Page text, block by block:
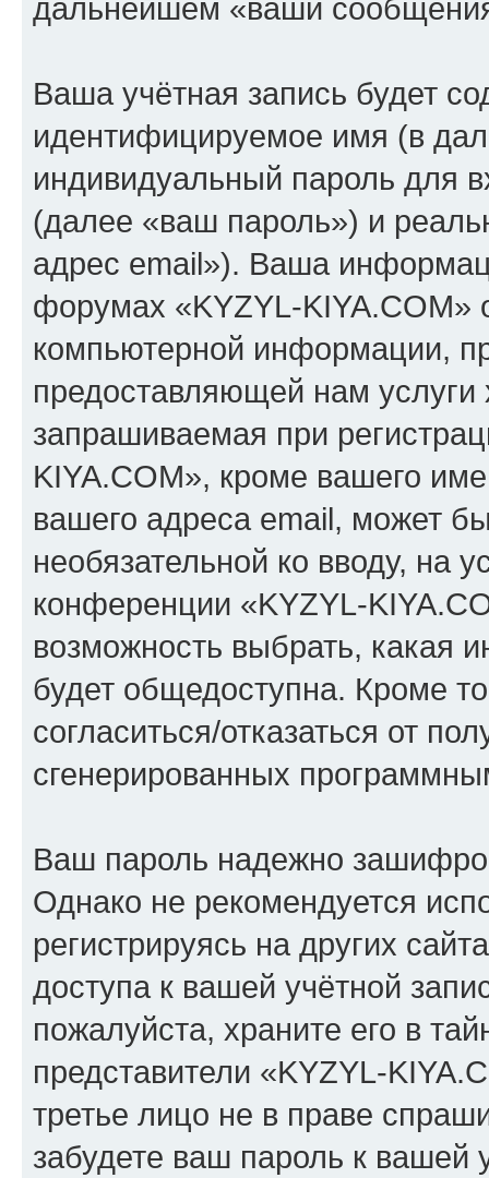
дальнейшем «ваши
Ваша учётная запись будет
идентифицируемое имя (в
индивидуальный пароль для
(далее «ваш пароль») и
адрес email»). Ваша
форумах «KYZYL-KIYA.COM»
компьютерной информации,
предоставляющей нам
запрашиваемая при
KIYA.COM», кроме вашего
вашего адреса email, может
необязательной ко вводу, на
конференции «KYZYL-
возможность выбрать, какая
будет общедоступна. Кроме
согласиться/отказаться от
сгенерированных
Ваш пароль надежно
Однако не рекомендуется
регистрируясь на других
доступа к вашей учётной
пожалуйста, храните его в
представители «KYZYL-
третье лицо не в праве
забудете ваш пароль к вашей